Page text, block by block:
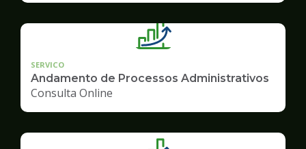
SERVICO
Andamento de Processos Administrativos
Consulta Online